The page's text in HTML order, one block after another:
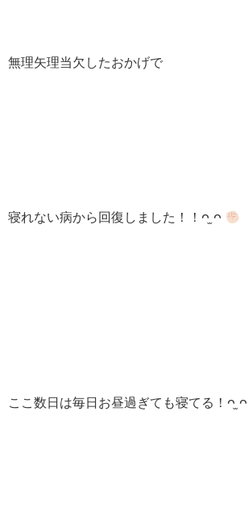
無理矢理当欠したおかげで
寝れない病から回復しました！！ᴖ ̫ᴖ
ここ数日は毎日お昼過ぎても寝てる！ᴖ ̫ᴖ